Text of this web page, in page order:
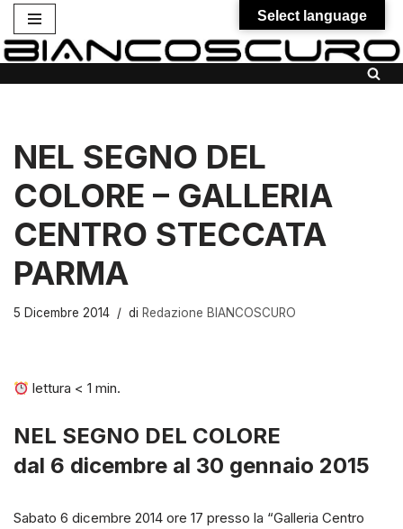
Vai
NEL SEGNO DEL
COLORE – GALLERIA
CENTRO STECCATA
PARMA
5 Dicembre 2014 di Redazione BIANCOSCURO
lettura < 1 min.
NEL SEGNO DEL COLORE
dal 6 dicembre al 30 gennaio 2015
Sabato 6 dicembre 2014 ore 17 presso la “Galleria Centro
Select language